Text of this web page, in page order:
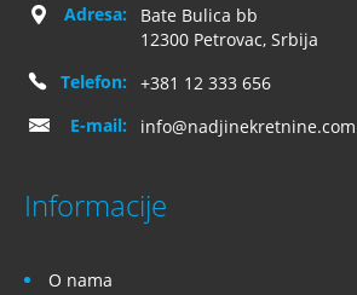
Adresa:
Bate Bulica bb
12300 Petrovac, Srbija
Telefon:
+381 12 333 656
E-mail:
info@nadjinekretnine.com
Informacije
O nama